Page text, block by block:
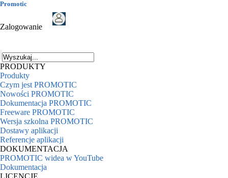
Promotic
Zalogowanie
PRODUKTY
Produkty
Czym jest PROMOTIC
Nowości PROMOTIC
Dokumentacja PROMOTIC
Freeware PROMOTIC
Wersja szkolna PROMOTIC
Dostawy aplikacji
Referencje aplikacji
DOKUMENTACJA
PROMOTIC widea w YouTube
Dokumentacja
LICENCJE